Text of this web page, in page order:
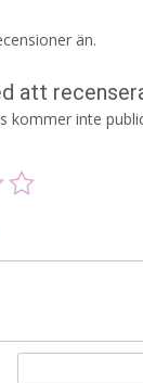
än.
att
kommer inte